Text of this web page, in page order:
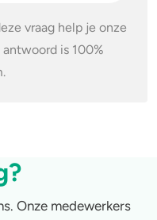
vraag help je onze
is 100%
Onze medewerkers